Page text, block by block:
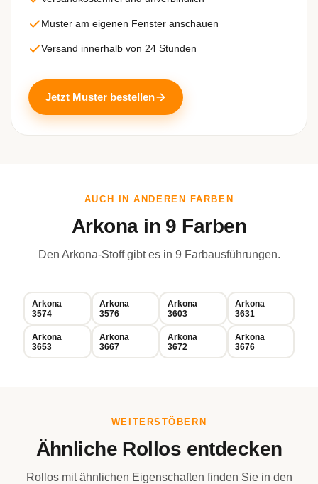
Muster am eigenen Fenster anschauen
Versand innerhalb von 24 Stunden
Jetzt Muster bestellen
AUCH IN ANDEREN FARBEN
Arkona in 9 Farben
Den Arkona-Stoff gibt es in 9 Farbausführungen.
Arkona
3574
Arkona
3576
Arkona
3603
Arkona
3631
Arkona
3653
Arkona
3667
Arkona
3672
Arkona
3676
WEITERSTÖBERN
Ähnliche Rollos entdecken
Rollos mit ähnlichen Eigenschaften finden Sie in den